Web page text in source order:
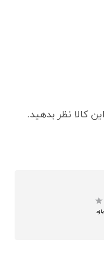
کالا نظر بدهید.